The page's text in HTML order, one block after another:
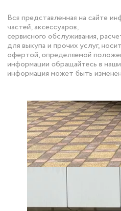
Вся представленная на сайте
частей, аксессуаров,
сервисного обслуживания,
для выкупа и прочих услуг,
офертой, определяемой
информации обращайтесь в
информация может быть